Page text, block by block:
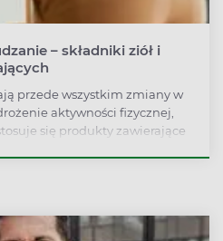
– składniki ziół i
przede wszystkim zmiany w
aktywności fizycznej,
się produkty zawierające